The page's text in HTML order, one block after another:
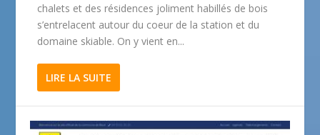
chalets et des résidences joliment habillés de bois
s’entrelacent autour du coeur de la station et du
domaine skiable. On y vient en...
LIRE LA SUITE